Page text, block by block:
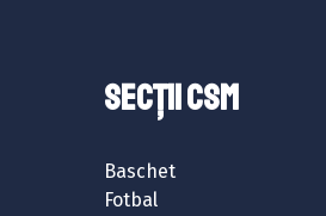
SECȚII CSM
Baschet
Fotbal